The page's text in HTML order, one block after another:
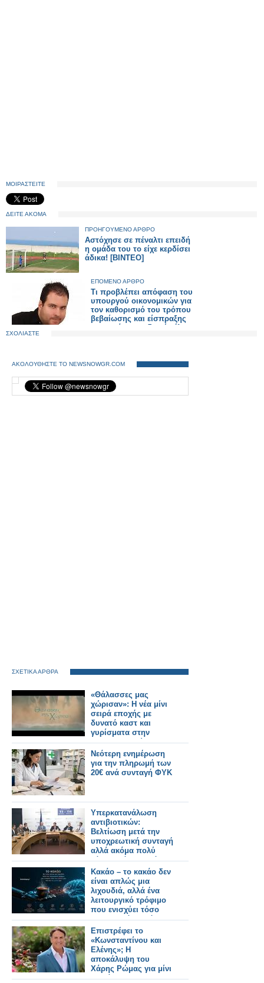
ΜΟΙΡΑΣΤΕΙΤΕ
ΔΕΙΤΕ ΑΚΟΜΑ
ΠΡΟΗΓΟΥΜΕΝΟ ΑΡΘΡΟ
Αστόχησε σε πέναλτι επειδή
η ομάδα του το είχε κερδίσει
άδικα! [BINTEO]
ΕΠΟΜΕΝΟ ΑΡΘΡΟ
Τι προβλέπει απόφαση του
υπουργού οικονομικών για
τον καθορισμό του τρόπου
βεβαίωσης και είσπραξης
του εκτάκτου ειδικού τέλους
ΣΧΟΛΙΑΣΤΕ
ΑΚΟΛΟΥΘΗΣΤΕ ΤΟ NEWSNOWGR.COM
ΣΧΕΤΙΚΑ ΑΡΘΡΑ
«Θάλασσες μας
χώρισαν»: Η νέα μίνι
σειρά εποχής με
δυνατό καστ και
γυρίσματα στην
Κωνσταντινούπολη -
Δείτε το τρέιλερ
Νεότερη ενημέρωση
για την πληρωμή των
20€ ανά συνταγή ΦΥΚ
Υπερκατανάλωση
αντιβιοτικών:
Βελτίωση μετά την
υποχρεωτική συνταγή
αλλά ακόμα πολύ
κάτω από τον στόχο!
Κακάο – το κακάο δεν
είναι απλώς μια
λιχουδιά, αλλά ένα
λειτουργικό τρόφιμο
που ενισχύει τόσο
την καρδιά μας όσο
και το μυαλό μας
Επιστρέφει το
«Κωνσταντίνου και
Ελένης»; Η
αποκάλυψη του
Χάρης Ρώμας για μίνι
σειρά